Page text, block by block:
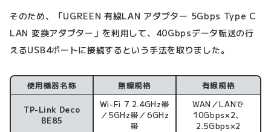
そのため、「UGREEN 有線LAN アダプター 5Gbps Type C
LAN 変換アダプター」を利用して、40Gbpsデータ転送の行
えるUSB4ポートに接続するという手法を取りました。
使用機器名称 無線規格 有線規格
TP-Link Deco
BE85
Wi-Fi 7 2.4GHz帯
／5GHz帯／6GHz
帯
WAN／LANで
10Gbps×2、
2.5Gbps×2